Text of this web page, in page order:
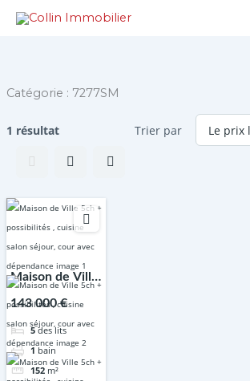
Aller
Catégorie : 7277SM
1 résultat Trier par
Maison de Ville
5ch +
cuisine salon
séjour, cour
avec
143 000 €
5 des lits
1 bain
152 m²